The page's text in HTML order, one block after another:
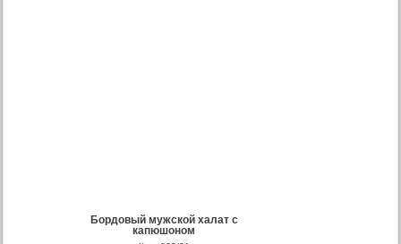
Бордовый мужской халат с
капюшоном